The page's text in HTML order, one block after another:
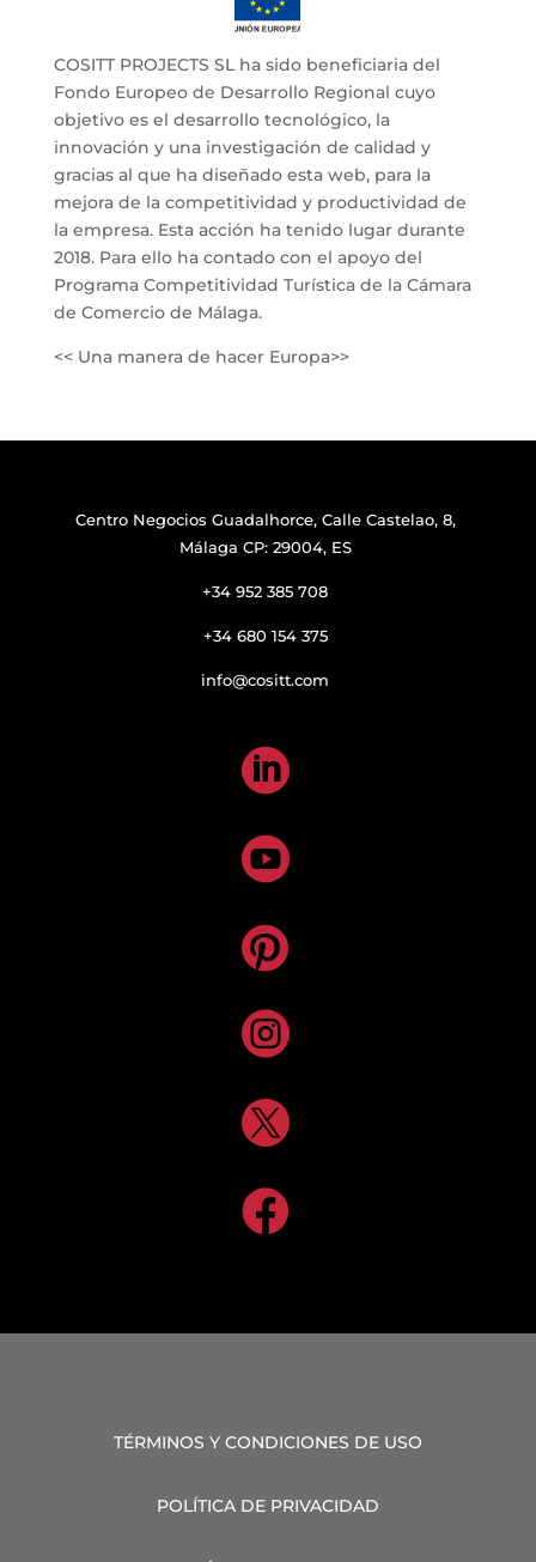
COSITT PROJECTS SL ha sido beneficiaria del
Fondo Europeo de Desarrollo Regional cuyo
objetivo es el desarrollo tecnológico, la
innovación y una investigación de calidad y
gracias al que ha diseñado esta web, para la
mejora de la competitividad y productividad de
la empresa. Esta acción ha tenido lugar durante
2018. Para ello ha contado con el apoyo del
Programa Competitividad Turística de la Cámara
de Comercio de Málaga.
<< Una manera de hacer Europa>>
Centro Negocios Guadalhorce, Calle Castelao, 8,
Málaga CP: 29004, ES
+34 952 385 708
+34 680 154 375
info@cositt.com






TÉRMINOS Y CONDICIONES DE USO
POLÍTICA DE PRIVACIDAD